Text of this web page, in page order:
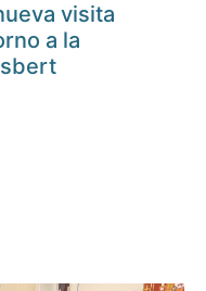
visita
a la